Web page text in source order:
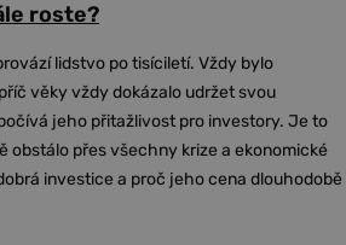
roste?
lidstvo po tisíciletí. Vždy bylo
věky vždy dokázalo udržet svou
jeho přitažlivost pro investory. Je to
obstálo přes všechny krize a ekonomické
investice a proč jeho cena dlouhodobě